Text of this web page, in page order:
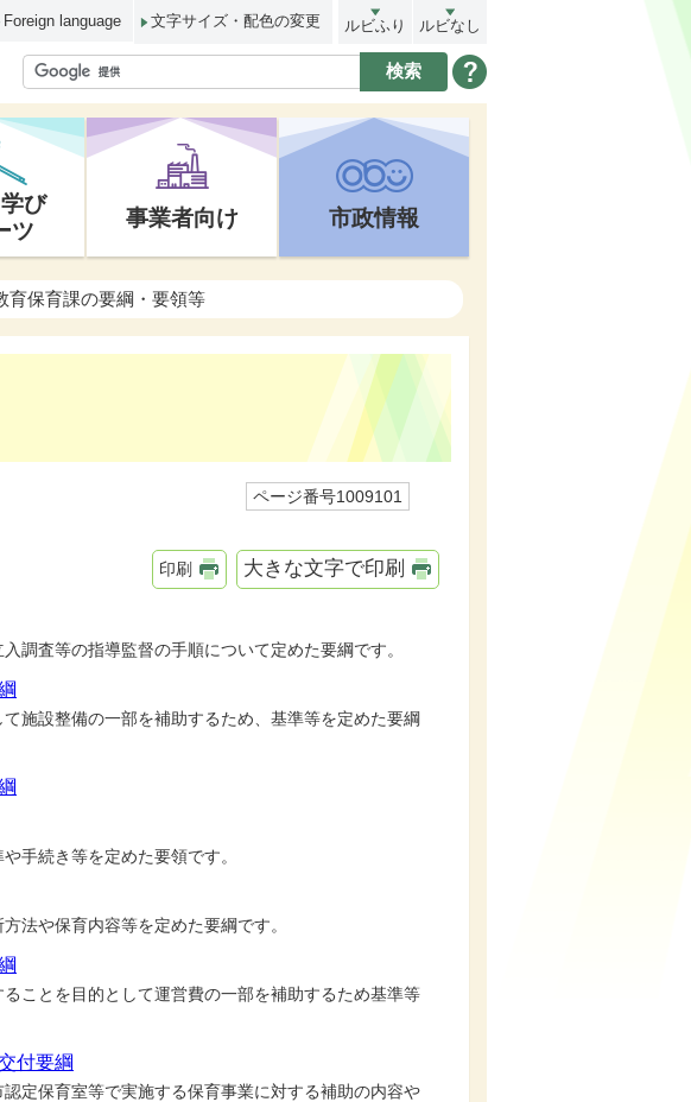
Foreign language 文字サイズ・配色の変更 ルビふり ルビなし
び
ツ
事業者向け 市政情報
育保育課の要綱・要領等
ページ番号1009101
印刷 大きな文字で印刷
調査等の指導監督の手順について定めた要綱です。
施設整備の一部を補助するため、基準等を定めた要綱
手続き等を定めた要領です。
法や保育内容等を定めた要綱です。
ことを目的として運営費の一部を補助するため基準等
付要綱
定保育室等で実施する保育事業に対する補助の内容や